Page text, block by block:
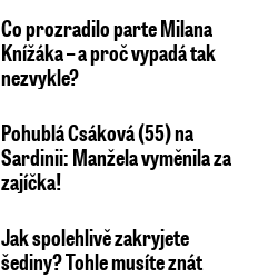
Co prozradilo parte Milana
Knížáka – a proč vypadá tak
nezvykle?
Pohublá Csáková (55) na
Sardinii: Manžela vyměnila za
zajíčka!
Jak spolehlivě zakryjete
šediny? Tohle musíte znát